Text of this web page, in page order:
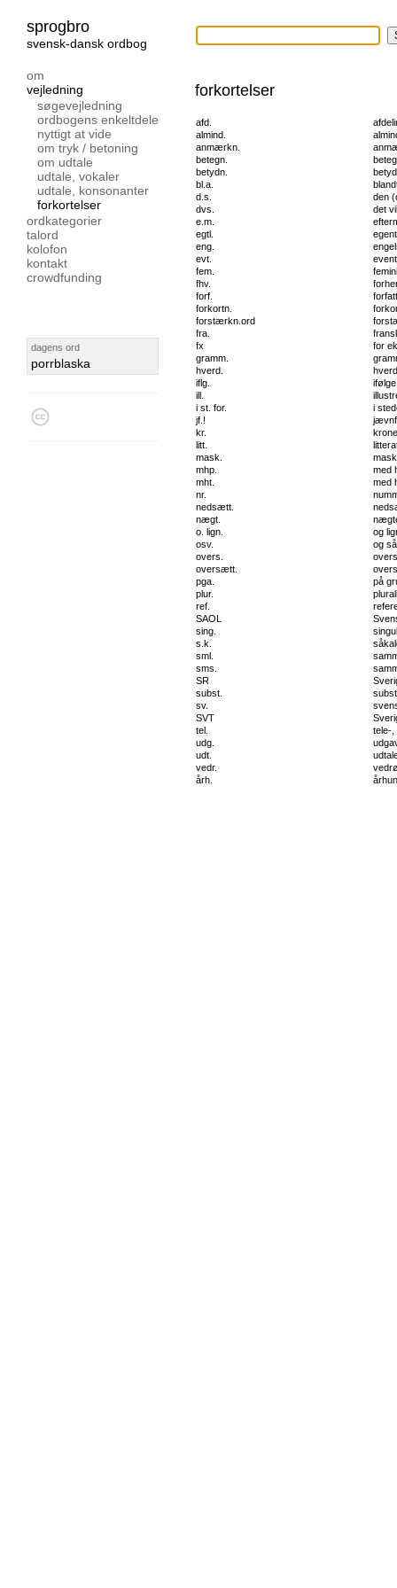
sprogbro
svensk-dansk ordbog
om
vejledning
søgevejledning
ordbogens enkeltdele
nyttigt at vide
om tryk / betoning
om udtale
udtale, vokaler
udtale, konsonanter
forkortelser
ordkategorier
talord
kolofon
kontakt
crowdfunding
dagens ord
porrblaska
forkortelser
afd.
almind.
anmærkn.
betegn.
betydn.
bl.a.
d.s.
den
dvs.
det
e.m.
egtl.
eng.
evt.
fem.
fhv.
forf.
forkortn.
forstærkn.ord
fra.
fx
for
gramm.
hverd.
iflg.
ifølge
ill.
i st. for.
i
jf.!
kr.
litt.
mask.
mhp.
med
mht.
med
nr.
nedsætt.
nægt.
o. lign.
og
osv.
og
overs.
oversætt.
pga.
på
plur.
ref.
SAOL
sing.
s.k.
sml.
sms.
SR
subst.
sv.
SVT
tel.
tele-,
udg.
udt.
vedr.
årh.